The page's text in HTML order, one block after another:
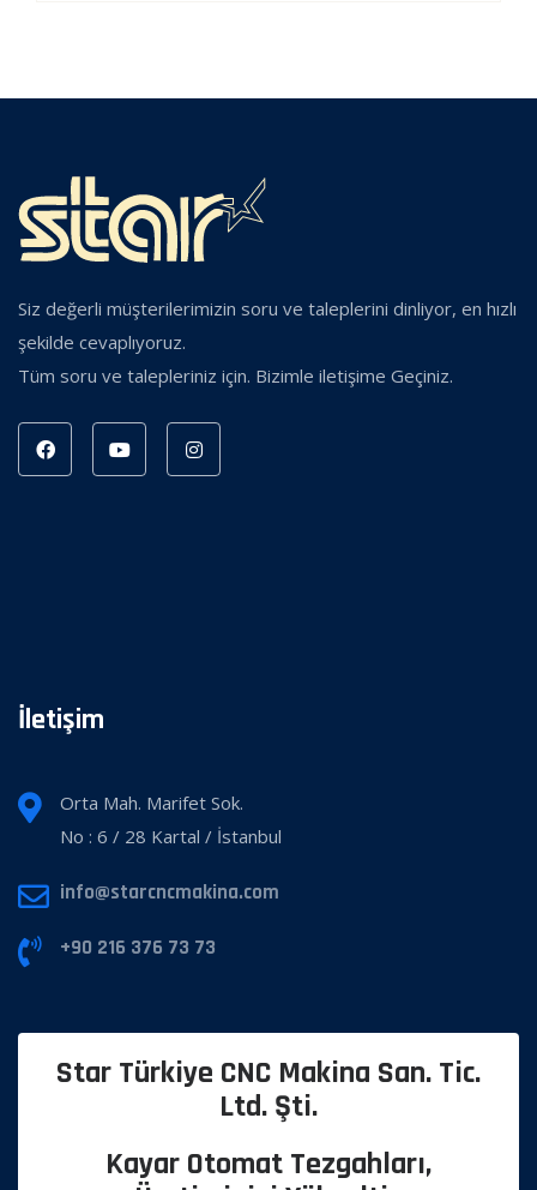
Siz değerli müşterilerimizin soru ve taleplerini dinliyor, en hızlı
şekilde cevaplıyoruz.
Tüm soru ve talepleriniz için. Bizimle iletişime Geçiniz.
İletişim
Orta Mah. Marifet Sok.
No : 6 / 28 Kartal / İstanbul
info@starcncmakina.com
+90 216 376 73 73
Star Türkiye CNC Makina San. Tic.
Ltd. Şti.
Kayar Otomat Tezgahları,